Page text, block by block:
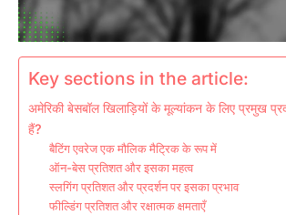
Key sections in the article:
अमेरिकी बेसबॉल खिलाड़ियों के मूल्यांकन के लिए प्रमुख
हैं?
बैटिंग एवरेज एक मौलिक मैट्रिक के रूप में
ऑन-बेस प्रतिशत और इसका महत्व
स्लगिंग प्रतिशत और प्रदर्शन पर इसका प्रभाव
फील्डिंग प्रतिशत और रक्षात्मक क्षमताएँ